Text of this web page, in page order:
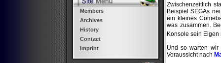
Members
Archives
History
Contact
Imprint
Zwischenzeitlich
Beispiel SEGAs
ein kleines
was zusammen.
Konsole sein
Und so warten wir
Voraussicht nach